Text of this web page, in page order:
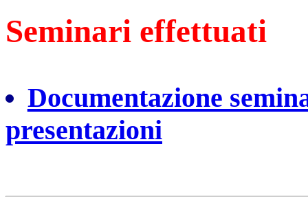
Seminari effettuati
Documentazione
presentazioni